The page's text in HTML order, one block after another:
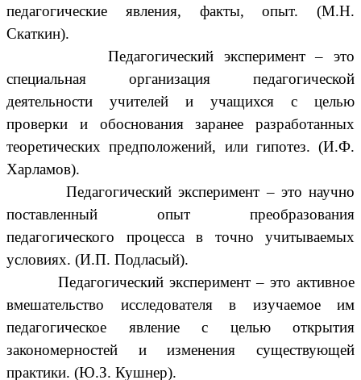
педагогические явления, факты, опыт. (М.Н.
Скаткин).
Педагогический эксперимент – это
специальная организация педагогической
деятельности учителей и учащихся с целью
проверки и обоснования заранее разработанных
теоретических предположений, или гипотез. (И.Ф.
Харламов).
Педагогический эксперимент – это научно
поставленный опыт преобразования
педагогического процесса в точно учитываемых
условиях. (И.П. Подласый).
Педагогический эксперимент – это активное
вмешательство исследователя в изучаемое им
педагогическое явление с целью открытия
закономерностей и изменения существующей
практики. (Ю.З. Кушнер).